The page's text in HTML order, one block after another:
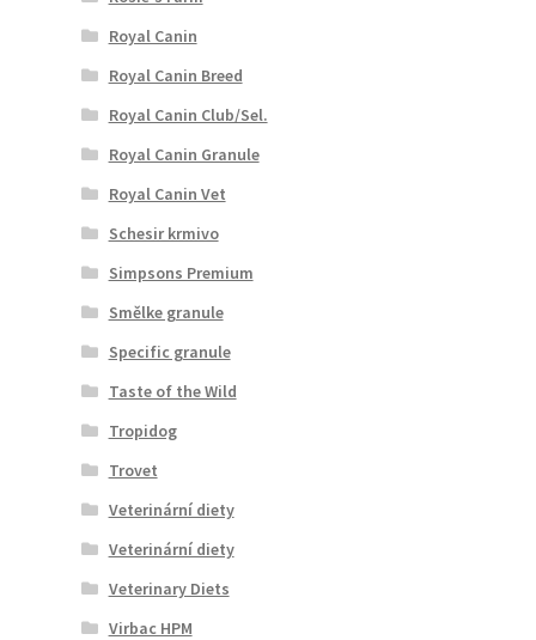
Royal Canin
Royal Canin Breed
Royal Canin Club/Sel.
Royal Canin Granule
Royal Canin Vet
Schesir krmivo
Simpsons Premium
Smělke granule
Specific granule
Taste of the Wild
Tropidog
Trovet
Veterinární diety
Veterinární diety
Veterinary Diets
Virbac HPM